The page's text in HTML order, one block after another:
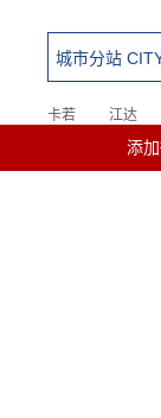
城市分站
卡若 江达
洛隆添加